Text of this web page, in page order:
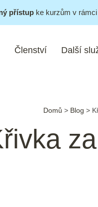
přístupke kurzům v
Členství Další
Domů > Blog >